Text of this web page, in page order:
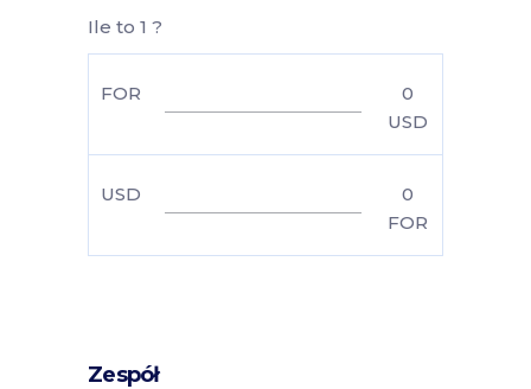
Ile to 1 ?
FOR
0
USD
USD
0
FOR
Zespół